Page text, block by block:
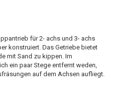
für 2- achs und 3- achs
konstruiert. Das Getriebe bietet
mit Sand zu kippen. Im
ein paar Stege entfernt weden,
auf dem Achsen aufliegt.